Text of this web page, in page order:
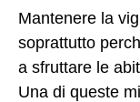
Mantenere la
soprattutto
a sfruttare le
Una di queste